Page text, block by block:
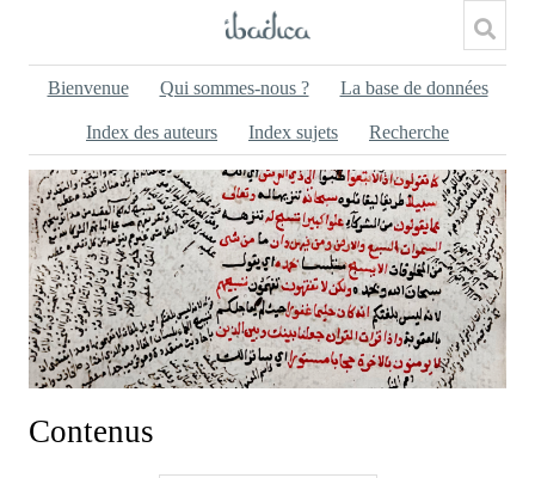
Bienvenue Qui sommes-nous ? La base de données
Index des auteurs Index sujets Recherche
Contenus